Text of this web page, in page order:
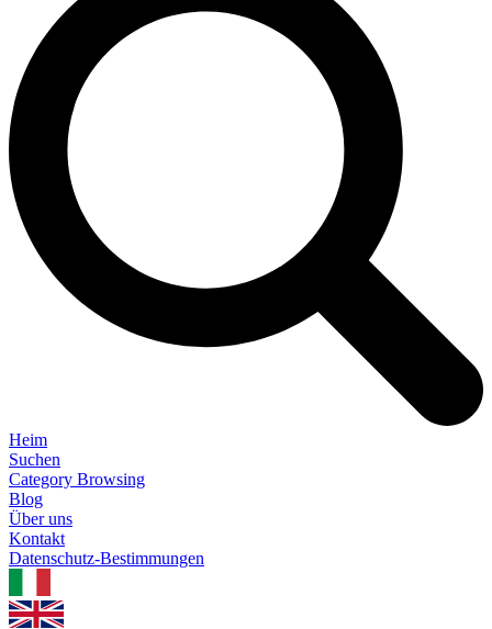
Heim
Suchen
Category Browsing
Blog
Über uns
Kontakt
Datenschutz-Bestimmungen